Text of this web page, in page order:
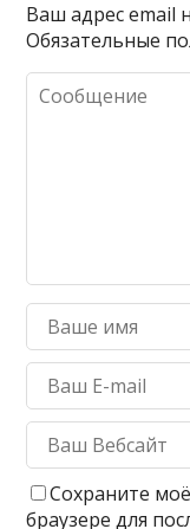
Ваш адрес email
Обязательные
Сохраните
браузере для